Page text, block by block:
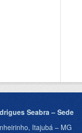
Seabra – Sede
Itajubá – MG